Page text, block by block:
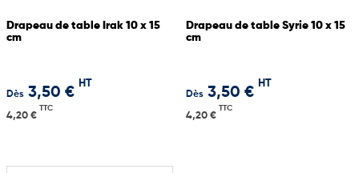
Drapeau de table Irak 10 x 15
cm
Dès 3,50 €
HT
4,20 €
TTC
Drapeau de table Syrie 10 x 15
cm
Dès 3,50 €
HT
4,20 €
TTC